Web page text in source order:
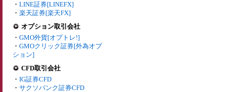
・ LINE証券[LINEFX]
・ 楽天証券[楽天FX]
オプション取引会社
・ GMO外貨[オプトレ!]
・ GMOクリック証券[外為オプ
ション]
CFD取引会社
・ IG証券CFD
・ サクソバンク証券CFD